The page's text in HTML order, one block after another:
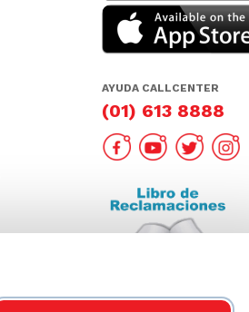
AYUDA CALLCENTER
(01) 613 8888